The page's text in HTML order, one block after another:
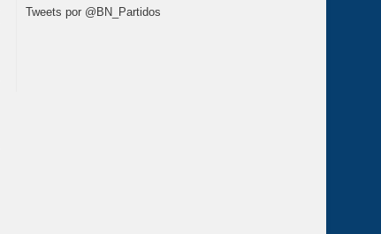
Tweets por @BN_Partidos